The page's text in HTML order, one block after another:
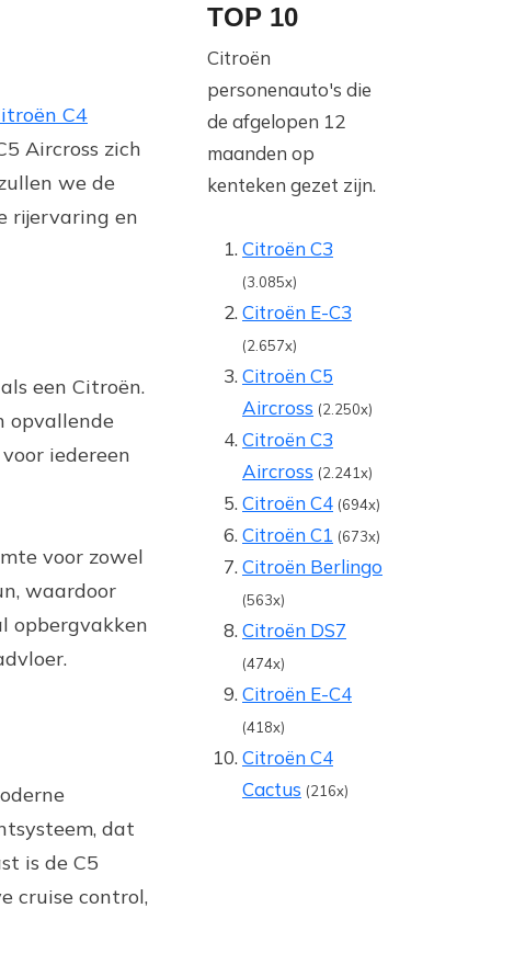
C4
Aircross zich
we de
rijervaring en
een Citroën.
opvallende
iedereen
voor zowel
waardoor
opbergvakken
dat
is de C5
cruise control,
TOP 10
Citroën
personenauto's die
de afgelopen 12
maanden op
kenteken gezet zijn.
Citroën C3
(3.085x)
Citroën E-C3
(2.657x)
Citroën C5
Aircross (2.250x)
Citroën C3
Aircross (2.241x)
Citroën C4 (694x)
Citroën C1 (673x)
Citroën Berlingo
(563x)
Citroën DS7
(474x)
Citroën E-C4
(418x)
Citroën C4
Cactus (216x)